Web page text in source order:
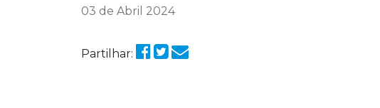
03 de Abril 2024
Partilhar: